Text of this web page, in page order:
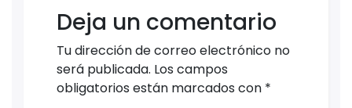
Deja un comentario
Tu dirección de correo electrónico no
será publicada. Los campos
obligatorios están marcados con *